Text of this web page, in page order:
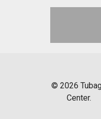
© 2026
Center.